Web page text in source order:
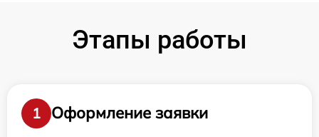
Этапы работы
1
Оформление заявки